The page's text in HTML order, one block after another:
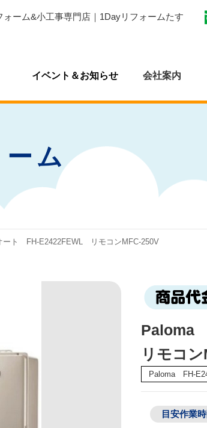
ォーム&小工事専門店｜1Dayリフォームたす
イベント＆お知らせ 会社案内
ム
ート FH-E2422FEWL リモコンMFC-250V
Paloma
リモコ
Paloma FH-
目安作業